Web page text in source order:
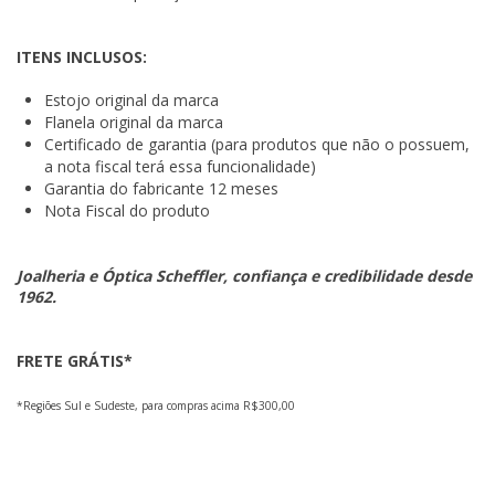
ITENS INCLUSOS:
Estojo original da marca
Flanela original da marca
Certificado de garantia (para produtos que não o possuem,
a nota fiscal terá essa funcionalidade)
Garantia do fabricante 12 meses
Nota Fiscal do produto
Joalheria e Óptica Scheffler, confiança e credibilidade desde
1962.
FRETE GRÁTIS*
*Regiões Sul e Sudeste, para compras acima R$300,00